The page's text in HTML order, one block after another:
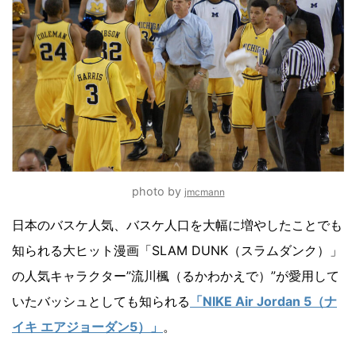
photo by jmcmann
日本のバスケ人気、バスケ人口を大幅に増やしたことでも
知られる大ヒット漫画「SLAM DUNK（スラムダンク）」
の人気キャラクター”流川楓（るかわかえで）”が愛用して
いたバッシュとしても知られる 「NIKE Air Jordan 5（ナ
イキ エアジョーダン5）」 。